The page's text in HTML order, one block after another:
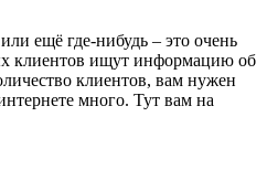
ещё где-нибудь – это очень
клиентов ищут информацию об
клиентов, вам нужен
много. Тут вам на